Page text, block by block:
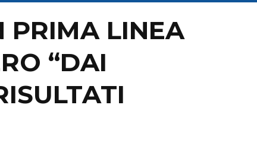
PRIMA LINEA
“DAI